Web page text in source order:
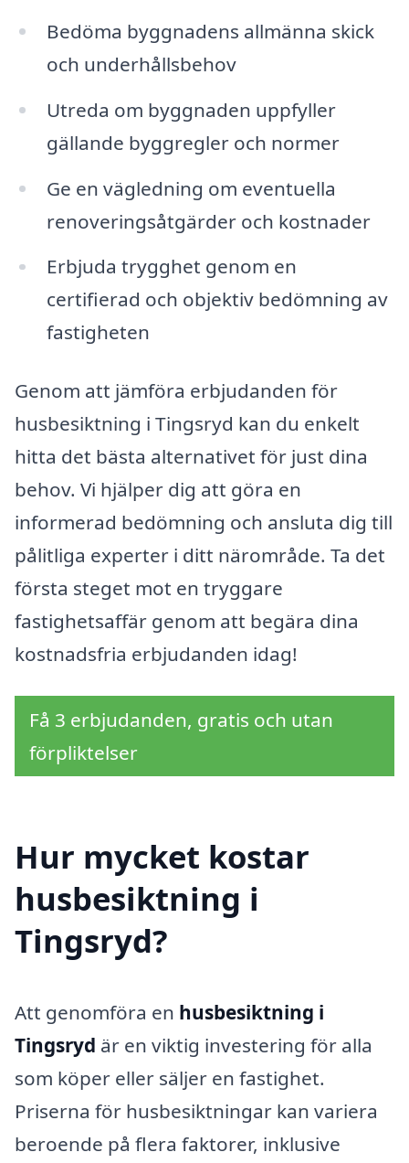
Bedöma byggnadens allmänna skick
och underhållsbehov
Utreda om byggnaden uppfyller
gällande byggregler och normer
Ge en vägledning om eventuella
renoveringsåtgärder och kostnader
Erbjuda trygghet genom en
certifierad och objektiv bedömning av
fastigheten
Genom att jämföra erbjudanden för
husbesiktning i Tingsryd kan du enkelt
hitta det bästa alternativet för just dina
behov. Vi hjälper dig att göra en
informerad bedömning och ansluta dig till
pålitliga experter i ditt närområde. Ta det
första steget mot en tryggare
fastighetsaffär genom att begära dina
kostnadsfria erbjudanden idag!
Få 3 erbjudanden, gratis och utan
förpliktelser
Hur mycket kostar
husbesiktning i
Tingsryd?
Att genomföra en husbesiktning i
Tingsryd är en viktig investering för alla
som köper eller säljer en fastighet.
Priserna för husbesiktningar kan variera
beroende på flera faktorer, inklusive